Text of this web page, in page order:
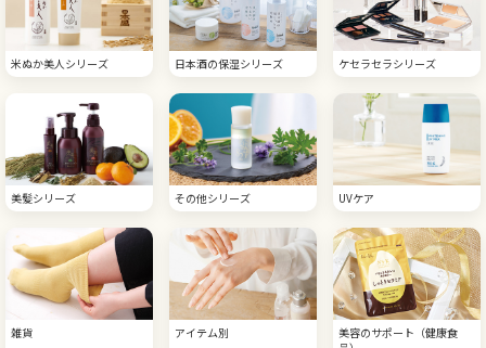
米ぬか美人シリーズ 日本酒の保湿シリーズ ケセラセラシリーズ
美髪シリーズ その他シリーズ UVケア
雑貨 アイテム別
美容のサポート（健康食